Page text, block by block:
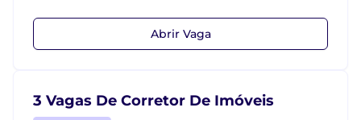
Abrir Vaga
3 Vagas De Corretor De Imóveis